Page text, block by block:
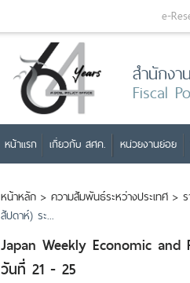
e-
สำนักงา
Fiscal
หน้าแรก เกี่ยวกับ สศค. หน่วยงานย่อย
หน้าหลัก > ความสัมพันธ์ระหว่างประเทศ >
สัปดาห์) ระ...
Japan Weekly Economic and
วันที่ 21 - 25